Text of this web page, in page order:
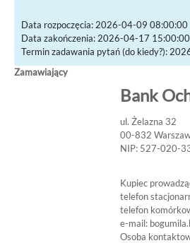
Data rozpoczęcia: 2026-04-09 08:00:00
Data zakończenia: 2026-04-17 15:00:00
Termin zadawania pytań (do kiedy?):
Zamawiający
Bank
ul. Żelazna 32
00-832
NIP: 527-020-
Kupiec
telefon
telefon
e-mail:
Osoba